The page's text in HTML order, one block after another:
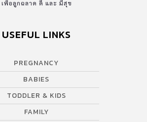
เพื่อลูกฉลาด ดี และ มีสุข
USEFUL LINKS
PREGNANCY
BABIES
TODDLER & KIDS
FAMILY